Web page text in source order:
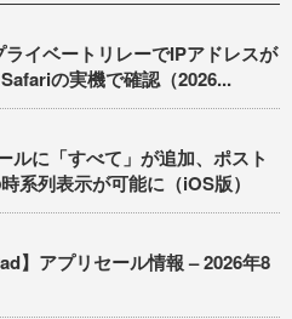
ライベートリレーでIPアドレスが
の実機で確認（2026...
ルに「すべて」が追加、ポスト
系列表示が可能に（iOS版）
】アプリセール情報 – 2026年8